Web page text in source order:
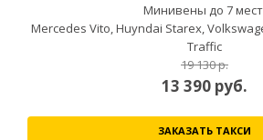
Минивены до 7
Mercedes Vito, Huyndai Starex,
Traffic
19 130 р.
13 390 руб.
ЗАКАЗАТЬ ТАКСИ